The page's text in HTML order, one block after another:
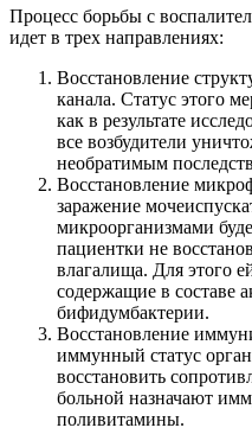
Процесс борьбы с
идет в трех направлениях:
Восстановление
канала. Статус этого
как в результате
все возбудители
необратимым
Восстановление
заражение
микроорганизмами
пациентки не
влагалища. Для этого
содержащие в составе
бифидумбактерии.
Восстановление
иммунный статус
восстановить
больной назначают
поливитамины.